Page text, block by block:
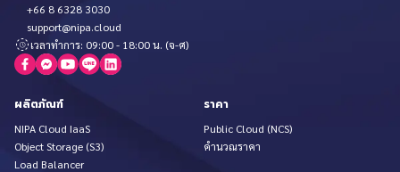
+66 8 6328 3030
support@nipa.cloud
เวลาทำการ: 09:00 - 18:00 น. (จ-ศ)
ผลิตภัณฑ์
NIPA Cloud IaaS
Object Storage (S3)
Load Balancer
ราคา
Public Cloud (NCS)
คำนวณราคา